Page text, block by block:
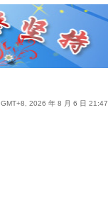
GMT+8, 2026 年 8 月 6 日 21:47